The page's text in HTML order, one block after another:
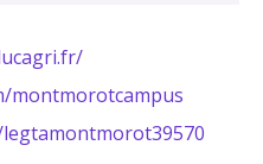
montmorotcampus